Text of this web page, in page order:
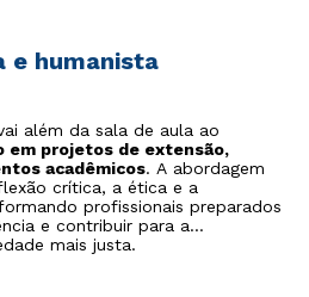
e humanista
além da sala de aula ao
em projetos de extensão,
acadêmicos. A abordagem
crítica, a ética e a
profissionais preparados
e contribuir para a
mais justa.